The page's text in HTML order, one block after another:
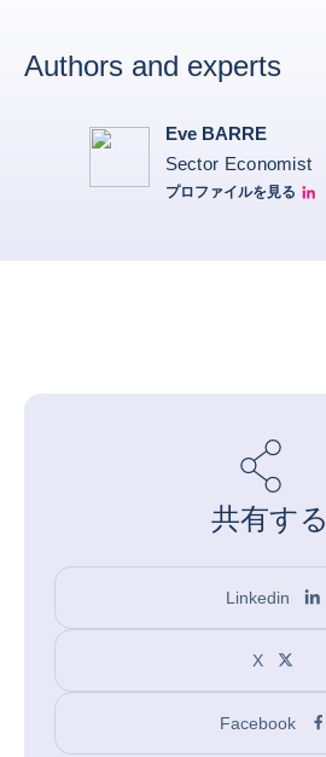
Authors and experts
Eve BARRE
Sector Economist
プロファイルを見る
Eve barré linkedin
共有する
Linkedin
X
Facebook